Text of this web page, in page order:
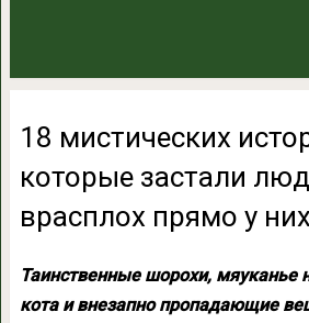
18 мистических
которые застали
врасплох прямо у
Таинственные шорохи, мяуканье
кота и внезапно пропадающие